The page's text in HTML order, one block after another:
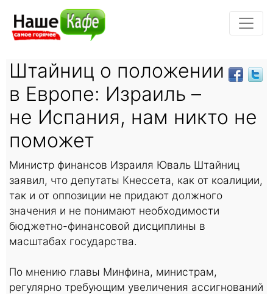
Штайниц о положении
в Европе: Израиль –
не Испания, нам никто не
поможет
Министр финансов Израиля Юваль Штайниц
заявил, что депутаты Кнессета, как от коалиции,
так и от оппозиции не придают должного
значения и не понимают необходимости
бюджетно-финансовой дисциплины в
масштабах государства.
По мнению главы Минфина, министрам,
регулярно требующим увеличения ассигнований